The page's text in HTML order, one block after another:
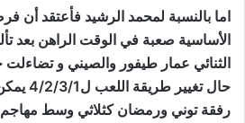
اما بالنسبة لمحمد الرشيد فأعتقد أن
الأساسية صعبة في الوقت الراهن بعد
الثنائي عمار طيفور والصيني و
حال
رفقة توني ورمضان كثلاثي وسط